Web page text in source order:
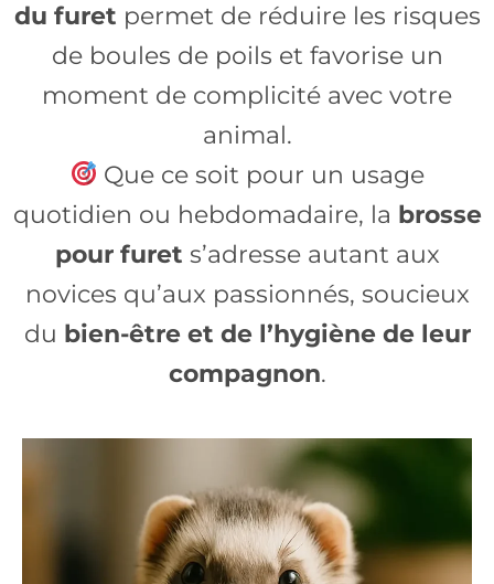
du furet permet de réduire les risques
de boules de poils et favorise un
moment de complicité avec votre
animal.
Que ce soit pour un usage
quotidien ou hebdomadaire, la brosse
pour furet s’adresse autant aux
novices qu’aux passionnés, soucieux
du bien-être et de l’hygiène de leur
compagnon.